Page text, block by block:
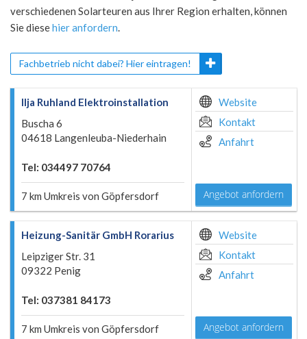
verschiedenen Solarteuren aus Ihrer Region erhalten, können
Sie diesehier anfordern.
Fachbetrieb nicht dabei? Hier eintragen!
Ilja Ruhland Elektroinstallation
Buscha 6
04618 Langenleuba-Niederhain
Tel: 034497 70764
7 km Umkreis von Göpfersdorf
Website
Kontakt
Anfahrt
Angebot anfordern
Heizung-Sanitär GmbH Rorarius
Leipziger Str. 31
09322 Penig
Tel: 037381 84173
7 km Umkreis von Göpfersdorf
Website
Kontakt
Anfahrt
Angebot anfordern